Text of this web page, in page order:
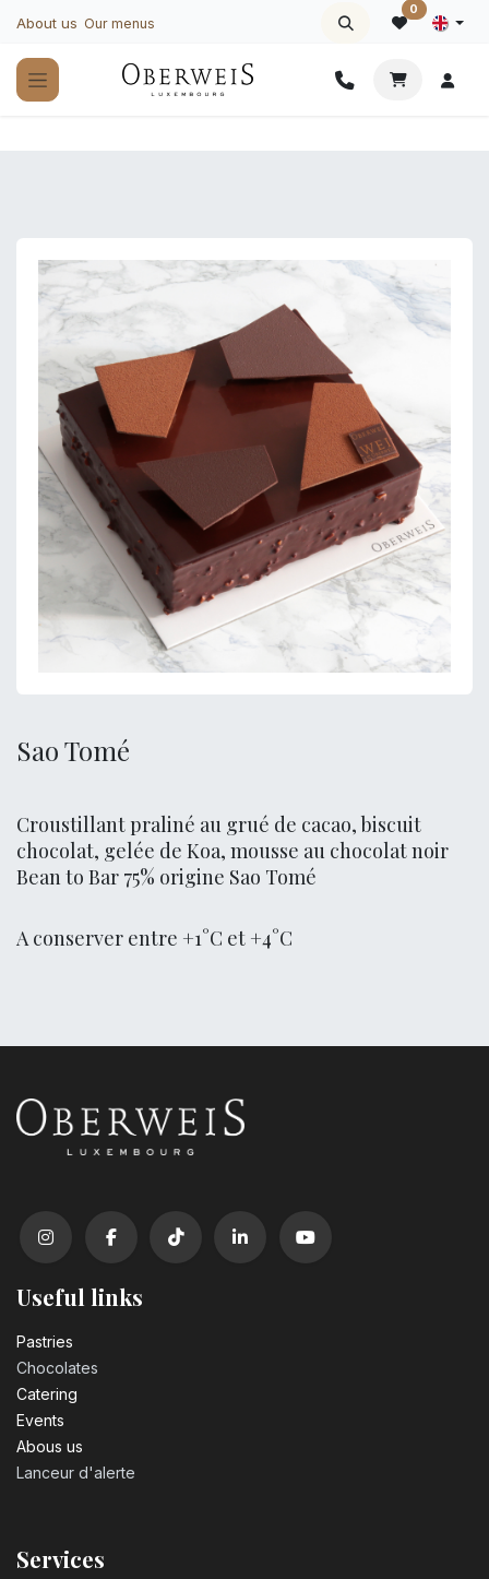
About us Our menus
0
Sao Tomé
Croustillant praliné au grué de cacao, biscuit
chocolat, gelée de Koa, mousse au chocolat noir
Bean to Bar 75% origine Sao Tomé
A conserver entre +1°C et +4°C
Useful links
Pastrie​s
Chocolates
Catering
Events
Abous us
Lanceur d'alerte
Services